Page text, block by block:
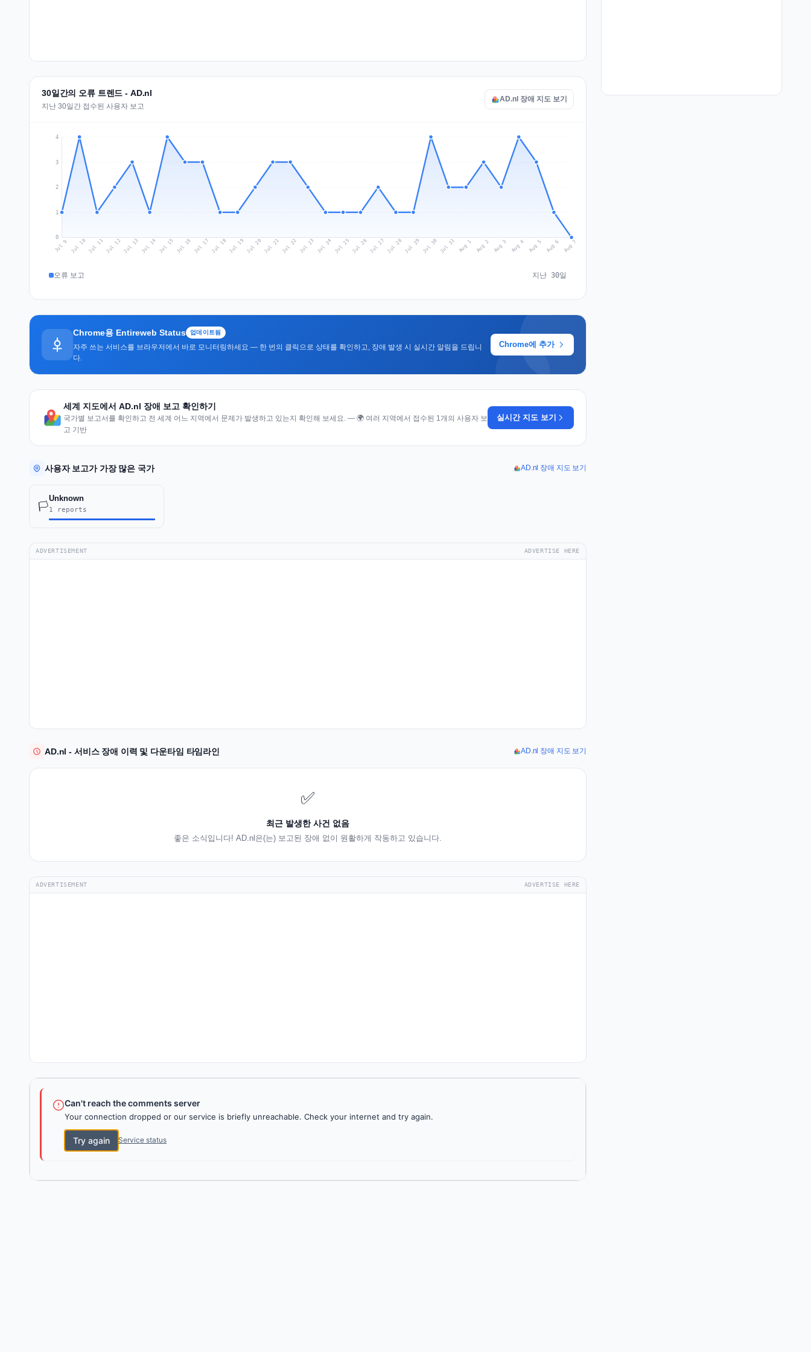
30일간의 오류 트렌드 - AD.nl
지난 30일간 접수된 사용자 보고
AD.nl 장애 지도 보기
0
1
2
3
4
Jul 9 Jul 10 Jul 11Jul 12Jul 13 Jul 14 Jul 15 Jul 16 Jul 17 Jul 18Jul 19 Jul 20 Jul 21 Jul 22 Jul 23 Jul 24 Jul 25 Jul 26Jul 27 Jul 28Jul 29 Jul 30 Jul 31 Aug 1 Aug 2 Aug 3 Aug 4 Aug 5 Aug 6 Aug 7
오류 보고 지난 30일
Chrome용 Entireweb Status 업데이트됨
자주 쓰는 서비스를 브라우저에서 바로 모니터링하세요 — 한 번의 클릭으로 상태를 확인하고, 장애 발생 시 실시간 알림을 드립니
다.
Chrome에 추가
세계 지도에서 AD.nl 장애 보고 확인하기
국가별 보고서를 확인하고 전 세계 어느 지역에서 문제가 발생하고 있는지 확인해 보세요. — 🌍 여러 지역에서 접수된 1개의 사용자 보
고 기반
실시간 지도 보기
사용자 보고가 가장 많은 국가 AD.nl 장애 지도 보기
🏳️
Unknown
1 reports
ADVERTISEMENT ADVERTISE HERE
AD.nl - 서비스 장애 이력 및 다운타임 타임라인 AD.nl 장애 지도 보기
✅
최근 발생한 사건 없음
좋은 소식입니다! AD.nl은(는) 보고된 장애 없이 원활하게 작동하고 있습니다.
ADVERTISEMENT ADVERTISE HERE
Can't reach the comments server
Your connection dropped or our service is briefly unreachable. Check your internet and try again.
Try again Service status